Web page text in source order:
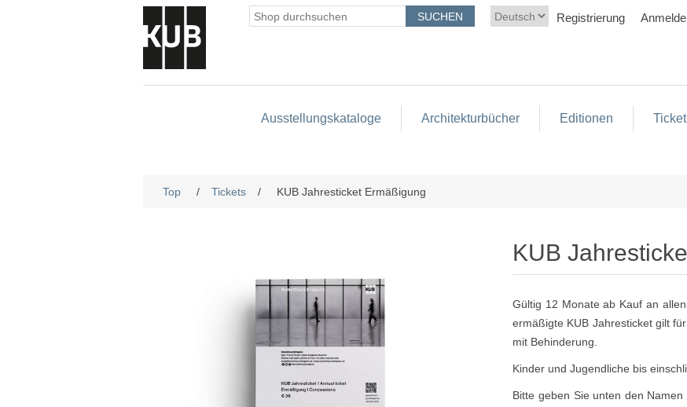
Registrierung
Ausstellungskataloge Architekturbücher Editionen
Top / Tickets / KUB Jahresticket Ermäßigung
KUB
Gültig 12 Monate ab Kauf an
ermäßigte KUB Jahresticket gilt
mit Behinderung.
Kinder und Jugendliche bis
Bitte geben Sie unten den